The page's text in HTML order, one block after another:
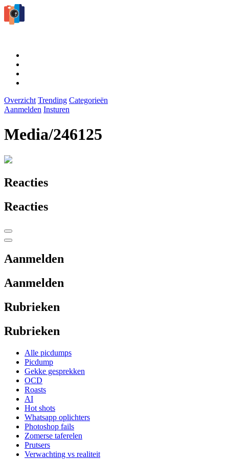
Overzicht Trending Categorieën
Aanmelden Insturen
Media/246125
Reacties
Reacties
Aanmelden
Aanmelden
Rubrieken
Rubrieken
Alle picdumps
Picdump
Gekke gesprekken
OCD
Roasts
AI
Hot shots
Whatsapp oplichters
Photoshop fails
Zomerse taferelen
Prutsers
Verwachting vs realiteit